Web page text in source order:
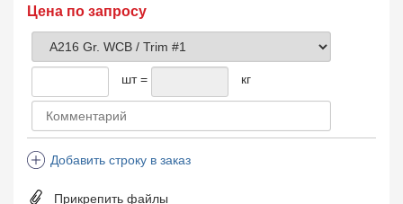
Plug Valve
148
Затвор дисковый
Фильтр сетчатый
Strainer
1138
Конденсатоотводчик
Steam Trap
4
Компенсатор
Пламегаситель
Цена по запросу
шт = кг
Добавить строку в заказ
Прикрепить файлы